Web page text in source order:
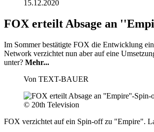
15.12.2020
FOX erteilt Absage an
Im Sommer bestätigte FOX die Entwicklung
Network verzichtet nun aber auf eine
unter? Mehr...
Von TEXT-BAUER
© 20th Television
FOX verzichtet auf ein Spin-off zu "Empire".